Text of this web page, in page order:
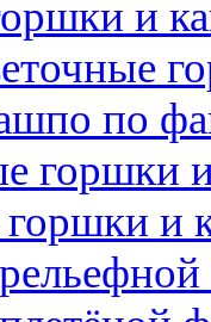
и
по
горшки
и